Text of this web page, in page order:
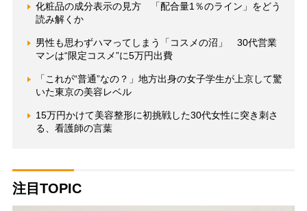
化粧品の成分表示の見方 「配合量1％のライン」をどう
読み解くか
男性も思わずハマってしまう「コスメの沼」 30代営業
マンは“限定コスメ”に5万円出費
「これが“普通”なの？」地方出身の女子学生が上京して驚
いた東京の美容レベル
15万円かけて美容整形に初挑戦した30代女性に突き刺さ
る、看護師の言葉
注目TOPIC